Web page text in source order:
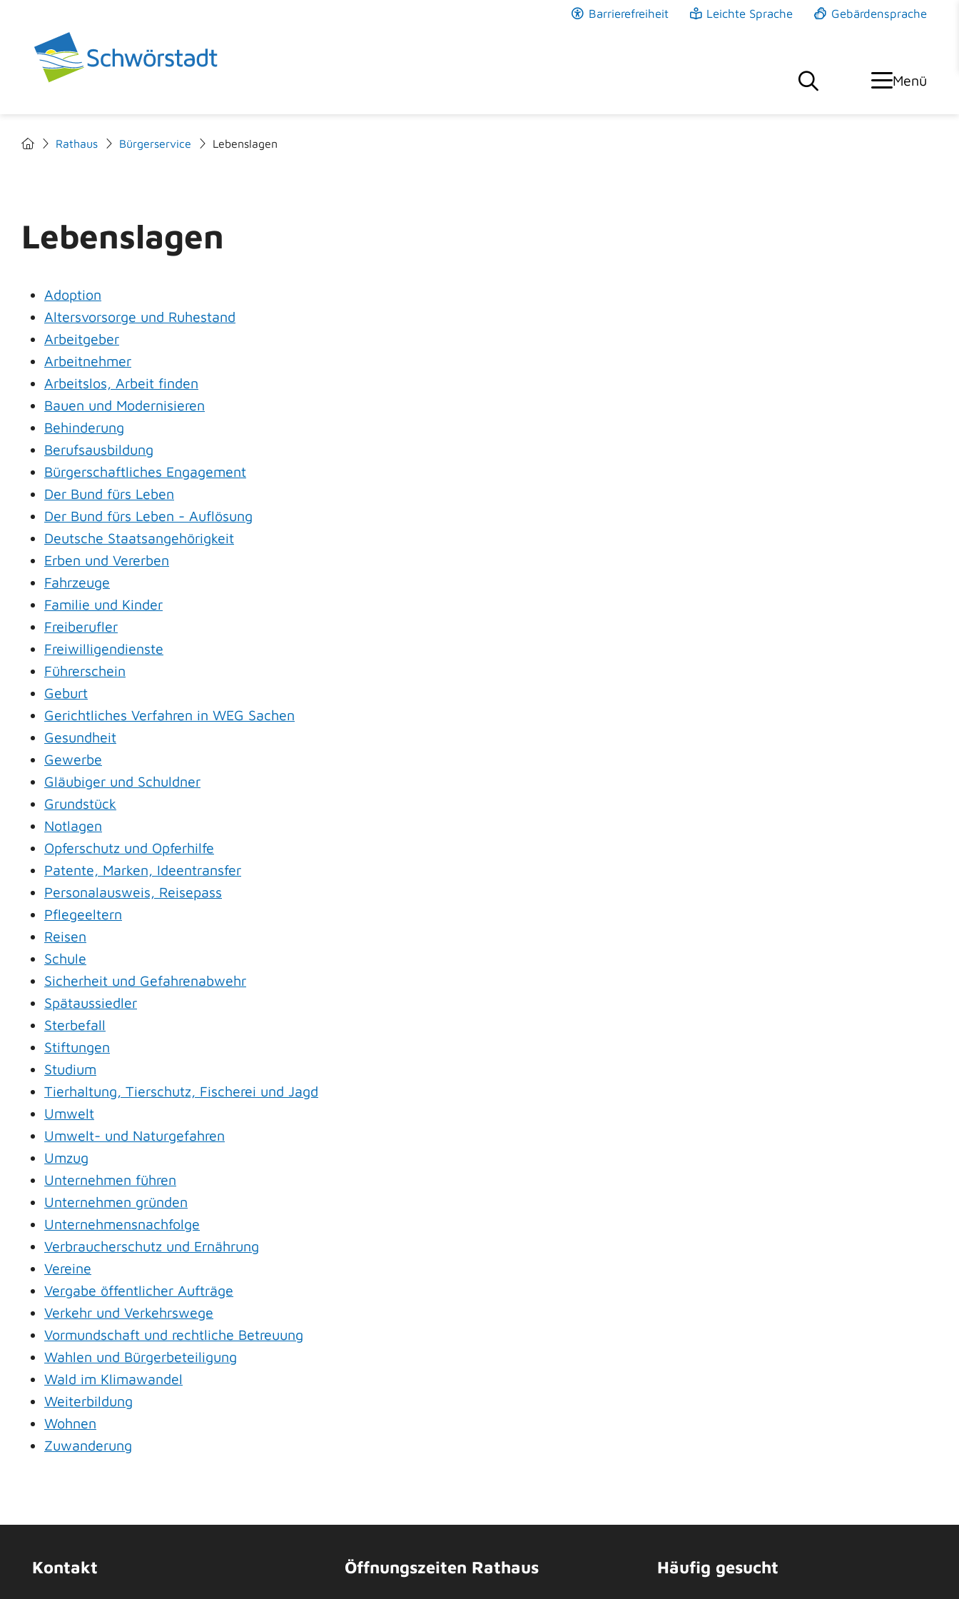
Barrierefreiheit Leichte Sprache Gebärdensprache
Menü
Rathaus Bürgerservice Lebenslagen
Lebenslagen
Adoption
Altersvorsorge und Ruhestand
Arbeitgeber
Arbeitnehmer
Arbeitslos, Arbeit finden
Bauen und Modernisieren
Behinderung
Berufsausbildung
Bürgerschaftliches Engagement
Der Bund fürs Leben
Der Bund fürs Leben - Auflösung
Deutsche Staatsangehörigkeit
Erben und Vererben
Fahrzeuge
Familie und Kinder
Freiberufler
Freiwilligendienste
Führerschein
Geburt
Gerichtliches Verfahren in WEG Sachen
Gesundheit
Gewerbe
Gläubiger und Schuldner
Grundstück
Notlagen
Opferschutz und Opferhilfe
Patente, Marken, Ideentransfer
Personalausweis, Reisepass
Pflegeeltern
Reisen
Schule
Sicherheit und Gefahrenabwehr
Spätaussiedler
Sterbefall
Stiftungen
Studium
Tierhaltung, Tierschutz, Fischerei und Jagd
Umwelt
Umwelt- und Naturgefahren
Umzug
Unternehmen führen
Unternehmen gründen
Unternehmensnachfolge
Verbraucherschutz und Ernährung
Vereine
Vergabe öffentlicher Aufträge
Verkehr und Verkehrswege
Vormundschaft und rechtliche Betreuung
Wahlen und Bürgerbeteiligung
Wald im Klimawandel
Weiterbildung
Wohnen
Zuwanderung
Kontakt Öffnungszeiten Rathaus Häufig gesucht